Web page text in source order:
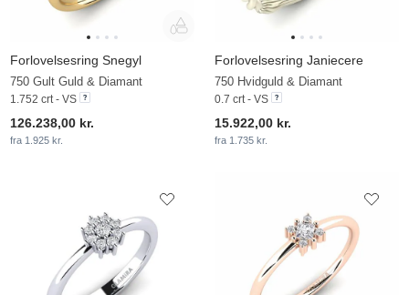
Forlovelsesring Snegyl
750 Gult Guld & Diamant
1.752 crt - VS
126.238,00 kr.
fra 1.925 kr.
Forlovelsesring Janiecere
750 Hvidguld & Diamant
0.7 crt - VS
15.922,00 kr.
fra 1.735 kr.